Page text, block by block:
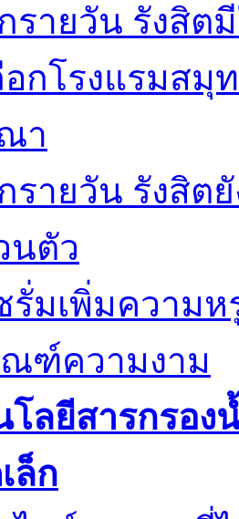
รายวัน รังสิต
อกโรงแรมสมุ
า
รายวัน รังสิต
นตัว
รั่มเพิ่มความ
ฑ์ความงาม
โลยีสารกรอ
ล็ก